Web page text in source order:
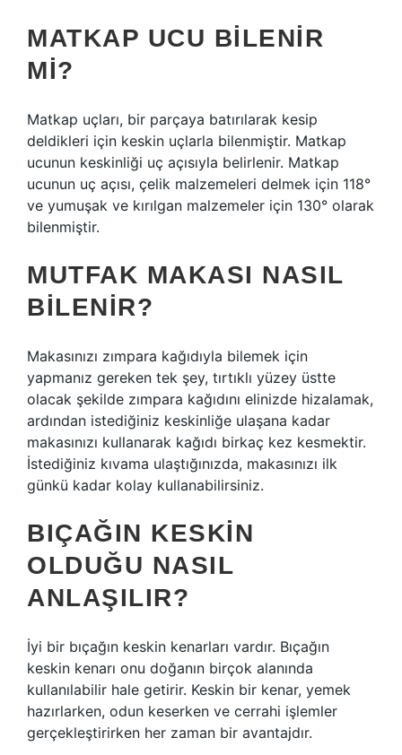
MATKAP UCU BILENIR
MI?
Matkap uçları, bir parçaya batırılarak kesip
deldikleri için keskin uçlarla bilenmiştir. Matkap
ucunun keskinliği uç açısıyla belirlenir. Matkap
ucunun uç açısı, çelik malzemeleri delmek için 118°
ve yumuşak ve kırılgan malzemeler için 130° olarak
bilenmiştir.
MUTFAK MAKASI NASIL
BILENIR?
Makasınızı zımpara kağıdıyla bilemek için
yapmanız gereken tek şey, tırtıklı yüzey üstte
olacak şekilde zımpara kağıdını elinizde hizalamak,
ardından istediğiniz keskinliğe ulaşana kadar
makasınızı kullanarak kağıdı birkaç kez kesmektir.
İstediğiniz kıvama ulaştığınızda, makasınızı ilk
günkü kadar kolay kullanabilirsiniz.
BIÇAĞIN KESKIN
OLDUĞU NASIL
ANLAŞILIR?
İyi bir bıçağın keskin kenarları vardır. Bıçağın
keskin kenarı onu doğanın birçok alanında
kullanılabilir hale getirir. Keskin bir kenar, yemek
hazırlarken, odun keserken ve cerrahi işlemler
gerçekleştirirken her zaman bir avantajdır.